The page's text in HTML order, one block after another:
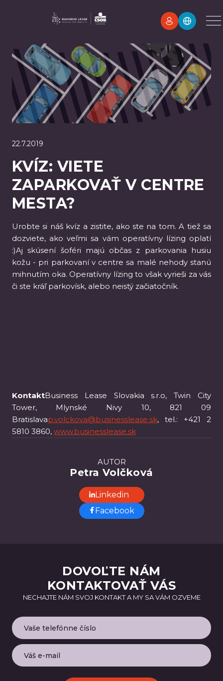
AUTOR
Petra Volčková
Linkedin
Facebook
22.7.2019
KVÍZ: VIETE
ZAPARKOVAŤ V CENTRE
MESTA?
Urobte si náš kvíz a zistite, ako ste na tom. A tiež sa
dozviete, ako veľmi sa vám operatívny lízing oplatí
:)Aj skúsení šoféri majú občas z parkovania husiu
kožu - pri parkovaní v centre sa malé nehody stanú
mihnutím oka. Operatívny lízing to však vyrieši za vás
či ste kráľ parkovísk, alebo neistý začiatočník.
KontaktBusiness Lease Slovakia s.r.o, Twin City
Tower, Mlynské Nivy 10, 821 09
Bratislavap.volckova@businesslease.sk, tel.: +421 2
5810 3860, www.businesslease.sk
DOVOĽTE NÁM
KONTAKTOVAŤ VÁS
NECHAJTE NÁM SVOJ KONTAKT A MY SA VÁM OZVEME